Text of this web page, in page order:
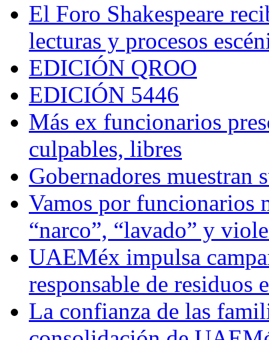
El Foro Shakespeare
lecturas y procesos
EDICIÓN QROO
EDICIÓN 5446
Más ex funcionarios
culpables, libres
Gobernadores muestran
Vamos por funcionarios
“narco”, “lavado” y
UAEMéx impulsa
responsable de residuos
La confianza de las